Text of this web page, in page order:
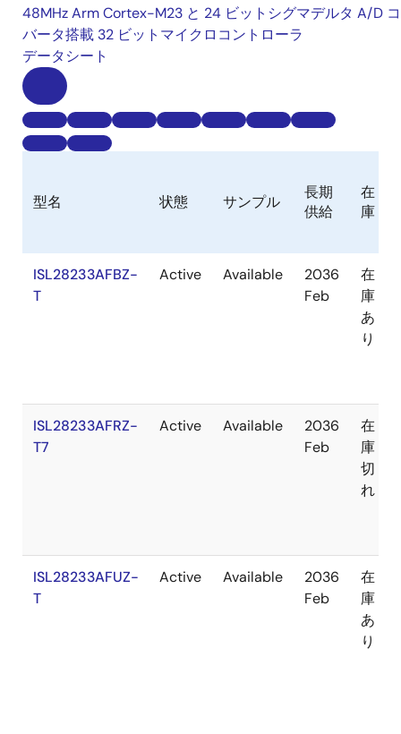
48MHz Arm Cortex-M23 と 24 ビットシグマデルタ A/D
バータ搭載 32 ビットマイクロコントローラ
データシート
型名 状態 サンプル
長期
供給
在
庫
ISL28233AFBZ-
T
Active Available
2036
Feb
在
庫
あ
り
ISL28233AFRZ-
T7
Active Available
2036
Feb
在
庫
切
れ
ISL28233AFUZ-
T
Active Available
2036
Feb
在
庫
あ
り